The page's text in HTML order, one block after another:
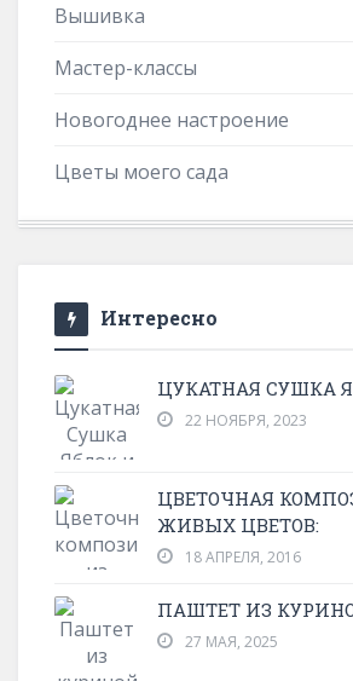
Вышивка
Мастер-классы
Новогоднее настроение
Цветы моего сада
Интересно
ЦУКАТНАЯ СУШКА
22 НОЯБРЯ, 2023
ЦВЕТОЧНАЯ
ЖИВЫХ ЦВЕТОВ:
18 АПРЕЛЯ, 2016
ПАШТЕТ ИЗ
27 МАЯ, 2025